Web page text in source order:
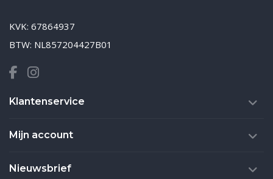
KVK: 67864937
BTW: NL857204427B01
Klantenservice
Mijn account
Nieuwsbrief